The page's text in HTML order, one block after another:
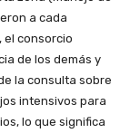
a cada
el consorcio
de los demás y
la consulta sobre
intensivos para
lo que significa